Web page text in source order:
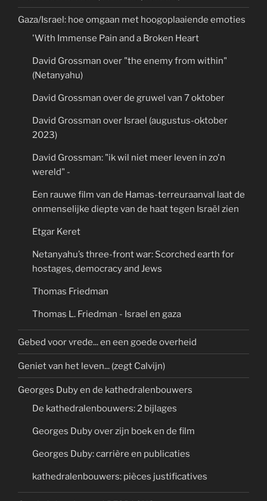
Gaza/Israel: hoe omgaan met hoogoplaaiende emoties
'With Immense Pain and a Broken Heart
David Grossman over "the enemy from within"
(Netanyahu)
David Grossman over de gruwel van 7 oktober
David Grossman over Israel (augustus-oktober
2023)
David Grossman: "ik wil niet meer leven in zo'n
wereld" -
Een rauwe film van de Hamas-terreuraanval laat de
onmenselijke diepte van de haat tegen Israël zien
Etgar Keret
Netanyahu’s three-front war: Scorched earth for
hostages, democracy and Jews
Thomas Friedman
Thomas L. Friedman - Israel en gaza
Gebed voor vrede... en een goede overheid
Geniet van het leven... (zegt Calvijn)
Georges Duby en de kathedralenbouwers
De kathedralenbouwers: 2 bijlages
Georges Duby over zijn boek en de film
Georges Duby: carrière en publicaties
kathedralenbouwers: pièces justificatives